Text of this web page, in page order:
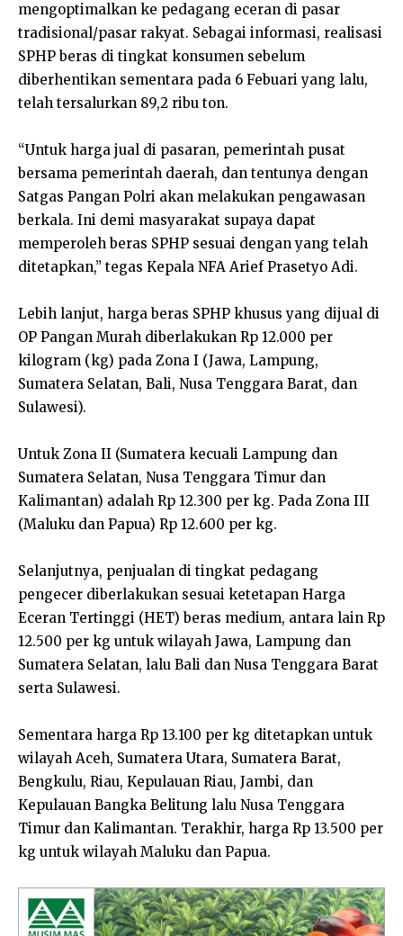
mengoptimalkan ke pedagang eceran di pasar
tradisional/pasar rakyat. Sebagai informasi, realisasi
SPHP beras di tingkat konsumen sebelum
diberhentikan sementara pada 6 Febuari yang lalu,
telah tersalurkan 89,2 ribu ton.
“Untuk harga jual di pasaran, pemerintah pusat
bersama pemerintah daerah, dan tentunya dengan
Satgas Pangan Polri akan melakukan pengawasan
berkala. Ini demi masyarakat supaya dapat
memperoleh beras SPHP sesuai dengan yang telah
ditetapkan,” tegas Kepala NFA Arief Prasetyo Adi.
Lebih lanjut, harga beras SPHP khusus yang dijual di
OP Pangan Murah diberlakukan Rp 12.000 per
kilogram (kg) pada Zona I (Jawa, Lampung,
Sumatera Selatan, Bali, Nusa Tenggara Barat, dan
Sulawesi).
Untuk Zona II (Sumatera kecuali Lampung dan
Sumatera Selatan, Nusa Tenggara Timur dan
Kalimantan) adalah Rp 12.300 per kg. Pada Zona III
(Maluku dan Papua) Rp 12.600 per kg.
Selanjutnya, penjualan di tingkat pedagang
pengecer diberlakukan sesuai ketetapan Harga
Eceran Tertinggi (HET) beras medium, antara lain Rp
12.500 per kg untuk wilayah Jawa, Lampung dan
Sumatera Selatan, lalu Bali dan Nusa Tenggara Barat
serta Sulawesi.
Sementara harga Rp 13.100 per kg ditetapkan untuk
wilayah Aceh, Sumatera Utara, Sumatera Barat,
Bengkulu, Riau, Kepulauan Riau, Jambi, dan
Kepulauan Bangka Belitung lalu Nusa Tenggara
Timur dan Kalimantan. Terakhir, harga Rp 13.500 per
kg untuk wilayah Maluku dan Papua.